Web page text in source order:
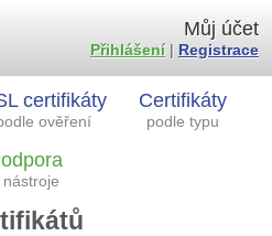
certifikáty
ověření
Certifikáty
podle typu
nástroje
Můj účet
Přihlášení| Registrace